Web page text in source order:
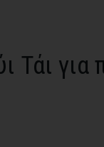
Τάι για